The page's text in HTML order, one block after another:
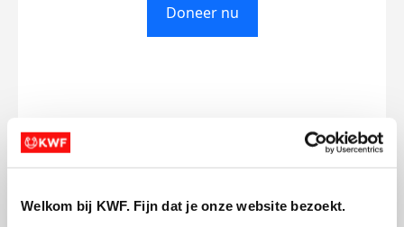
Welkom bij KWF. Fijn dat je onze website bezoekt.
Doneer nu
€1.792 €2.500
Doneer